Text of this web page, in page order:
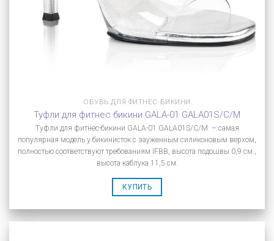
ОБУВЬ ДЛЯ ФИТНЕС-БИКИНИ
Туфли для фитнес бикини GALA-01 GALA01S/C/M
Туфли для фитнес-бикини GALA-01 GALA01S/C/M – самая
популярная модель у бикинисток с зауженным силиконовым верхом,
полностью соответствуют требованиям IFBB, высота подошвы 0,9 см.,
высота каблука 11,5 см.
КУПИТЬ